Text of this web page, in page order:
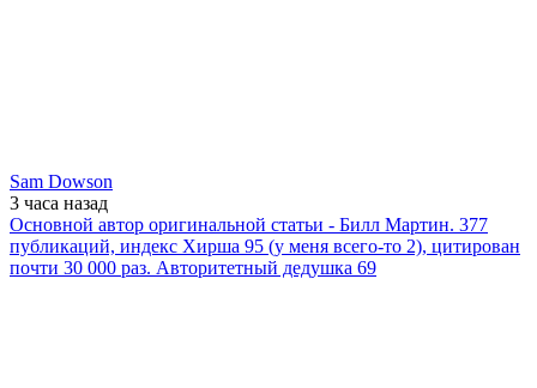
Sam Dowson
3 часа назад
Основной автор оригинальной статьи - Билл Мартин. 377
публикаций, индекс Хирша 95 (у меня всего-то 2), цитирован
почти 30 000 раз. Авторитетный дедушка 69